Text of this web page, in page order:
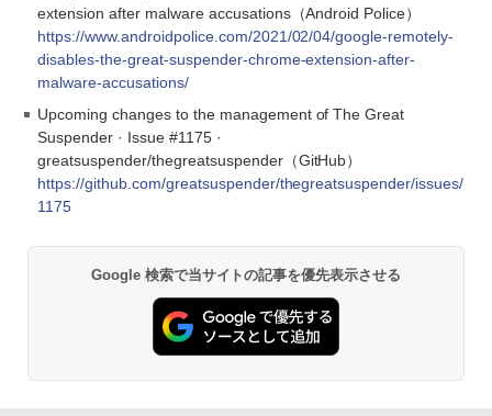
extension after malware accusations（Android Police）
https://www.androidpolice.com/2021/02/04/google-remotely-
disables-the-great-suspender-chrome-extension-after-
malware-accusations/
Upcoming changes to the management of The Great
Suspender · Issue #1175 ·
greatsuspender/thegreatsuspender（GitHub）
https://github.com/greatsuspender/thegreatsuspender/issues/
1175
Google 検索で当サイトの記事を優先表示させる